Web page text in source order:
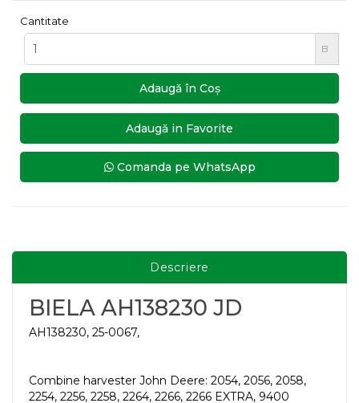
Cantitate
B
Adaugă în Coş
Adaugă in Favorite
Comanda pe WhatsApp
Descriere
BIELA AH138230 JD
AH138230, 25-0067,
Combine harvester John Deere: 2054, 2056, 2058,
2254, 2256, 2258, 2264, 2266, 2266 EXTRA, 9400